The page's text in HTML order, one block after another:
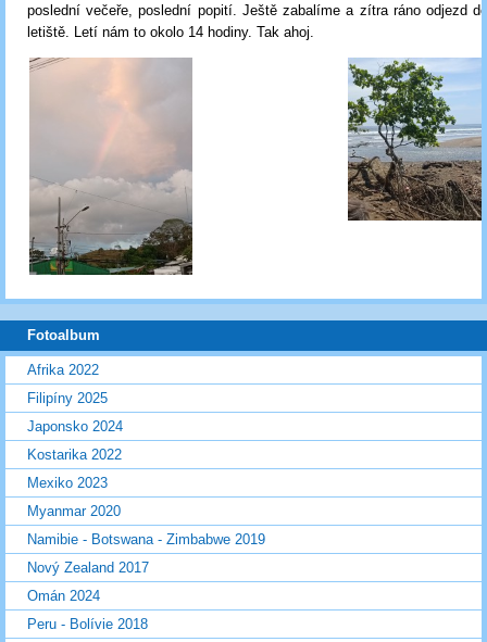
poslední večeře, poslední popití. Ještě zabalíme a zítra ráno odjezd
letiště. Letí nám to okolo 14 hodiny. Tak ahoj.
Fotoalbum
Afrika 2022
Filipíny 2025
Japonsko 2024
Kostarika 2022
Mexiko 2023
Myanmar 2020
Namibie - Botswana - Zimbabwe 2019
Nový Zealand 2017
Omán 2024
Peru - Bolívie 2018